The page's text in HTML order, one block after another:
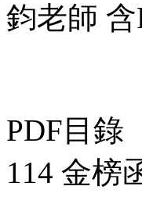
鈞老師
PDF目錄
114 金榜